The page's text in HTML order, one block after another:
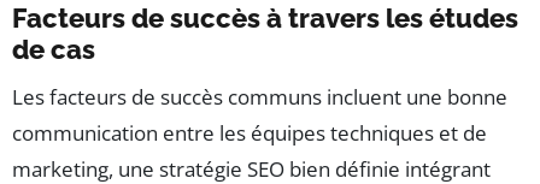
Facteurs de succès à travers les études
de cas
Les facteurs de succès communs incluent une bonne
communication entre les équipes techniques et de
marketing, une stratégie SEO bien définie intégrant